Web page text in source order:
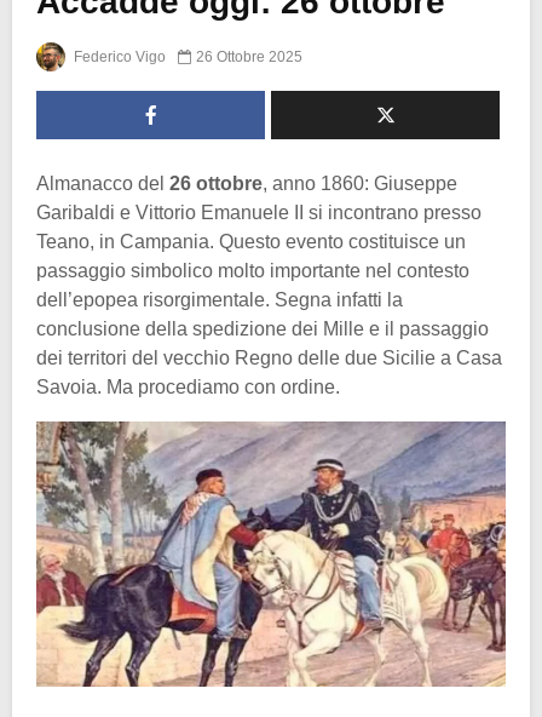
Federico Vigo 26 Ottobre 2025
Almanacco del 26 ottobre, anno 1860: Giuseppe
Garibaldi e Vittorio Emanuele II si incontrano presso
Teano, in Campania. Questo evento costituisce un
passaggio simbolico molto importante nel contesto
dell’epopea risorgimentale. Segna infatti la
conclusione della spedizione dei Mille e il passaggio
dei territori del vecchio Regno delle due Sicilie a Casa
Savoia. Ma procediamo con ordine.